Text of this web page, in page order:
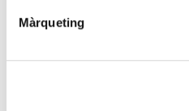
Màrqueting